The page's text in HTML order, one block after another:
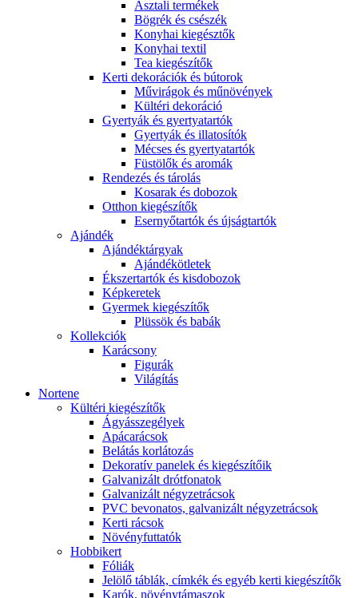
Asztali termékek
Bögrék és csészék
Konyhai kiegésztők
Konyhai textil
Tea kiegészítők
Kerti dekorációk és bútorok
Művirágok és műnövények
Kültéri dekoráció
Gyertyák és gyertyatartók
Gyertyák és illatosítók
Mécses és gyertyatartók
Füstölők és aromák
Rendezés és tárolás
Kosarak és dobozok
Otthon kiegészítők
Esernyőtartók és újságtartók
Ajándék
Ajándéktárgyak
Ajándékötletek
Ékszertartók és kisdobozok
Képkeretek
Gyermek kiegészítők
Plüssök és babák
Kollekciók
Karácsony
Figurák
Világítás
Nortene
Kültéri kiegészítők
Ágyásszegélyek
Apácarácsok
Belátás korlátozás
Dekoratív panelek és kiegészítőik
Galvanizált drótfonatok
Galvanizált négyzetrácsok
PVC bevonatos, galvanizált négyzetrácsok
Kerti rácsok
Növényfuttatók
Hobbikert
Fóliák
Jelölő táblák, címkék és egyéb kerti kiegészítők
Karók, növénytámaszok